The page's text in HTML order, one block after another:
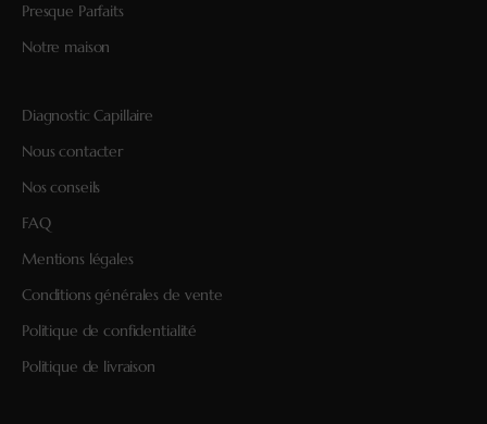
Presque Parfaits
Notre maison
Diagnostic Capillaire
Nous contacter
Nos conseils
FAQ
Mentions légales
Conditions générales de vente
Politique de confidentialité
Politique de livraison